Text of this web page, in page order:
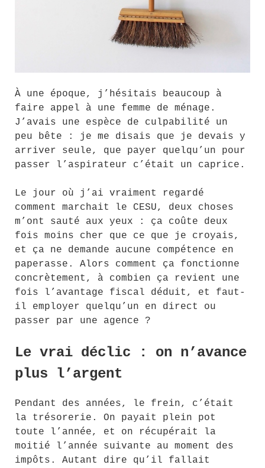
À une époque, j’hésitais beaucoup à
faire appel à une femme de ménage.
J’avais une espèce de culpabilité un
peu bête : je me disais que je devais y
arriver seule, que payer quelqu’un pour
passer l’aspirateur c’était un caprice.
Le jour où j’ai vraiment regardé
comment marchait le CESU, deux choses
m’ont sauté aux yeux : ça coûte deux
fois moins cher que ce que je croyais,
et ça ne demande aucune compétence en
paperasse. Alors comment ça fonctionne
concrètement, à combien ça revient une
fois l’avantage fiscal déduit, et faut-
il employer quelqu’un en direct ou
passer par une agence ?
Le vrai déclic : on n’avance
plus l’argent
Pendant des années, le frein, c’était
la trésorerie. On payait plein pot
toute l’année, et on récupérait la
moitié l’année suivante au moment des
impôts. Autant dire qu’il fallait